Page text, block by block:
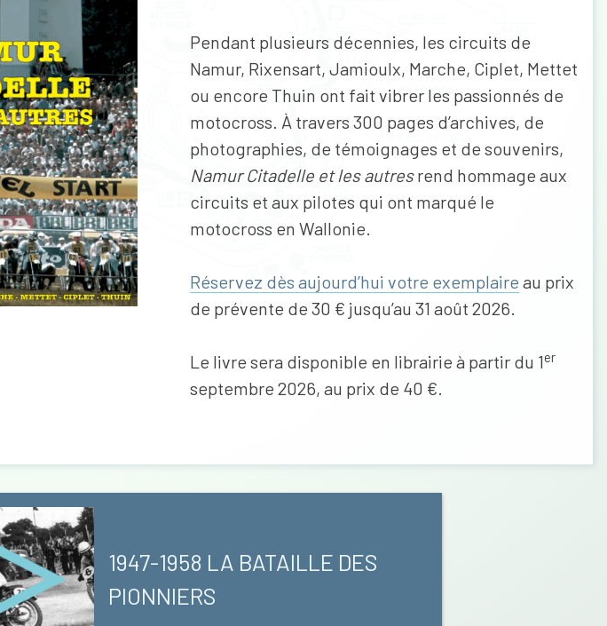
Pendant plusieurs décennies, les circuits de
Namur, Rixensart, Jamioulx, Marche, Ciplet, Mettet
ou encore Thuin ont fait vibrer les passionnés de
motocross. À travers 300 pages d’archives, de
photographies, de témoignages et de souvenirs,
Namur Citadelle et les autresrend hommage aux
circuits et aux pilotes qui ont marqué le
motocross en Wallonie.
Réservez dès aujourd’hui votre exemplaire au prix
de prévente de 30 € jusqu’au 31 août 2026.
Le livre sera disponible en librairie à partir du 1er
septembre 2026, au prix de 40 €.
1947-1958 LA BATAILLE DES
PIONNIERS